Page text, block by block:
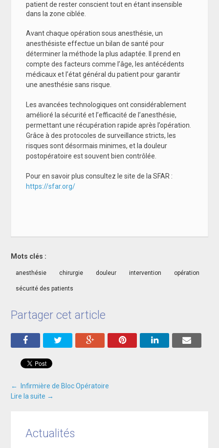
patient de rester conscient tout en étant insensible
dans la zone ciblée.
Avant chaque opération sous anesthésie, un
anesthésiste effectue un bilan de santé pour
déterminer la méthode la plus adaptée. Il prend en
compte des facteurs comme l’âge, les antécédents
médicaux et l’état général du patient pour garantir
une anesthésie sans risque.
Les avancées technologiques ont considérablement
amélioré la sécurité et l’efficacité de l’anesthésie,
permettant une récupération rapide après l’opération.
Grâce à des protocoles de surveillance stricts, les
risques sont désormais minimes, et la douleur
postopératoire est souvent bien contrôlée.
Pour en savoir plus consultez le site de la SFAR :
https://sfar.org/
Mots clés :
anesthésie chirurgie douleur intervention opération
sécurité des patients
Partager cet article
Navigation
entre
←
Infirmière de Bloc Opératoire
Lire la suite →
Actualités